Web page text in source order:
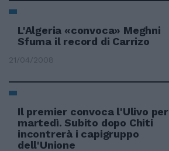
L'Algeria «convoca» Meghni
Sfuma il record di Carrizo
21/04/2008
Il premier convoca l'Ulivo per
martedì. Subito dopo Chiti
incontrerà i capigruppo
dell'Unione